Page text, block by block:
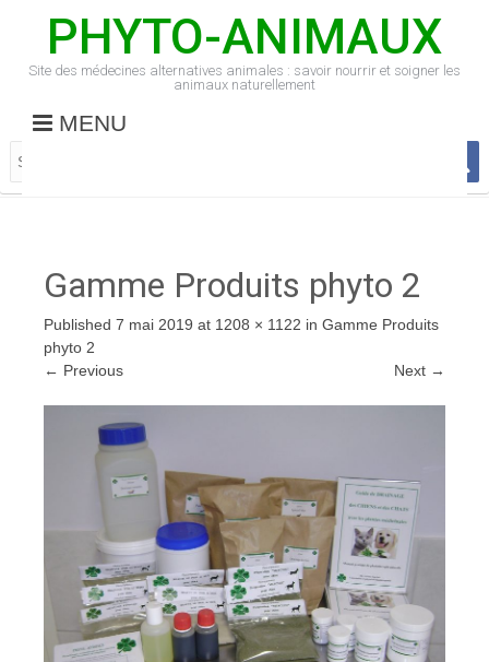
PHYTO-ANIMAUX
Site des médecines alternatives animales : savoir nourrir et soigner les
animaux naturellement
MENU
Gamme Produits phyto 2
Published 7 mai 2019 at 1208 × 1122 in Gamme Produits
phyto 2
← Previous Next →